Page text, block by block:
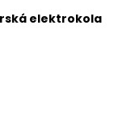
elektrokola